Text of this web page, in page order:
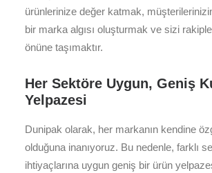
ürünlerinize değer katmak,
bir marka algısı oluşturmak ve sizi
önüne taşımaktır.
Her Sektöre Uygun, Geniş
Yelpazesi
Dunipak olarak, her markanın kendine
olduğuna inanıyoruz. Bu nedenle, farklı
ihtiyaçlarına uygun geniş bir ürün